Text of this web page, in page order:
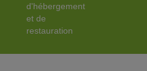
d'hébergement
et de
restauration